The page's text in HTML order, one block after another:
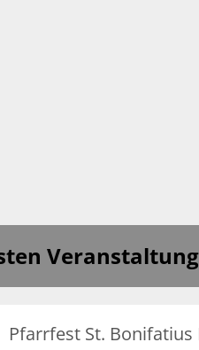
Pfarrfest St. Bonifatius